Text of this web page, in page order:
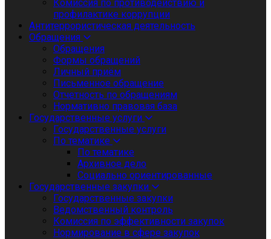
Комиссия по противодействию и
профилактике коррупции
Антитеррористическая деятельность
Обращения
Обращения
Формы обращений
Личный приём
Письменное обращение
Отчетность по обращениям
Нормативно правовая база
Государственные услуги
Государственные услуги
По тематике
По тематике
Архивное дело
Социально ориентированные
Государственные закупки
Государственные закупки
Ведомственный контроль
Комиссия по эффективности закупок
Нормирование в сфере закупок